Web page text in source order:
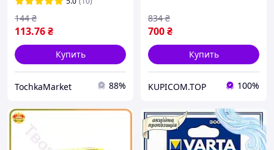
113.76₴
144 ₴
Купить
TochkaMarket 88%
700₴
834 ₴
Купить
KUPICOM.TOP 100%